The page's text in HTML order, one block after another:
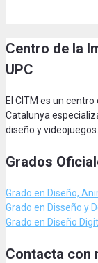
Centro de la
UPC
El CITM es un
Catalunya
diseño y videojuegos.
Grados
Grado en Diseño,
Grado en Disseño y
Grado en Diseño
Contacta con